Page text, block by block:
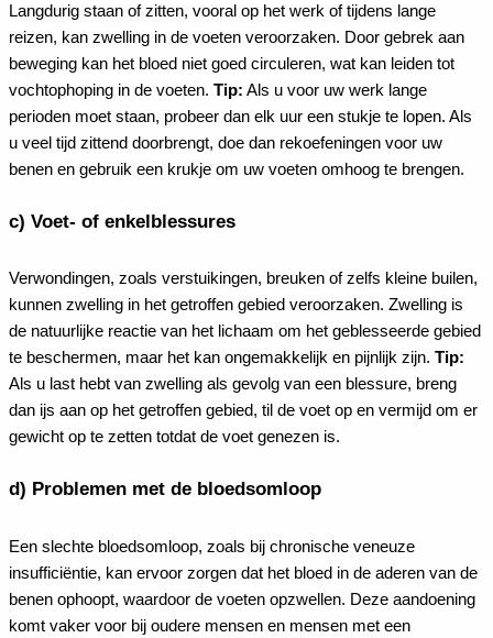
Langdurig staan of zitten, vooral op het werk of tijdens lange
reizen, kan zwelling in de voeten veroorzaken. Door gebrek aan
beweging kan het bloed niet goed circuleren, wat kan leiden tot
vochtophoping in de voeten. Tip: Als u voor uw werk lange
perioden moet staan, probeer dan elk uur een stukje te lopen. Als
u veel tijd zittend doorbrengt, doe dan rekoefeningen voor uw
benen en gebruik een krukje om uw voeten omhoog te brengen.
c) Voet- of enkelblessures
Verwondingen, zoals verstuikingen, breuken of zelfs kleine builen,
kunnen zwelling in het getroffen gebied veroorzaken. Zwelling is
de natuurlijke reactie van het lichaam om het geblesseerde gebied
te beschermen, maar het kan ongemakkelijk en pijnlijk zijn. Tip:
Als u last hebt van zwelling als gevolg van een blessure, breng
dan ijs aan op het getroffen gebied, til de voet op en vermijd om er
gewicht op te zetten totdat de voet genezen is.
d) Problemen met de bloedsomloop
Een slechte bloedsomloop, zoals bij chronische veneuze
insufficiëntie, kan ervoor zorgen dat het bloed in de aderen van de
benen ophoopt, waardoor de voeten opzwellen. Deze aandoening
komt vaker voor bij oudere mensen en mensen met een